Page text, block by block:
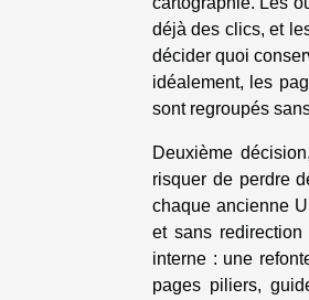
déjà des clics, et
décider quoi
idéalement, les
sont regroupés
Deuxième
risquer de perdre
chaque ancienne
et sans
interne : une
pages piliers,